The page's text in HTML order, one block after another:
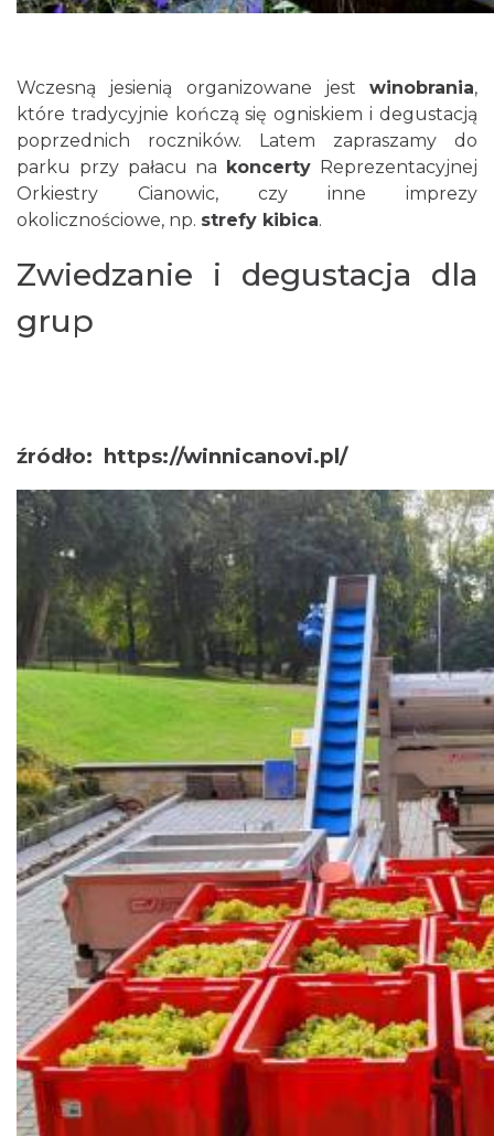
Wczesną jesienią organizowane jest winobrania,
które tradycyjnie kończą się ogniskiem i degustacją
poprzednich roczników. Latem zapraszamy do
parku przy pałacu na koncerty Reprezentacyjnej
Orkiestry Cianowic, czy inne imprezy
okolicznościowe, np. strefy kibica.
Zwiedzanie i degustacja dla
grup
źródło: https://winnicanovi.pl/